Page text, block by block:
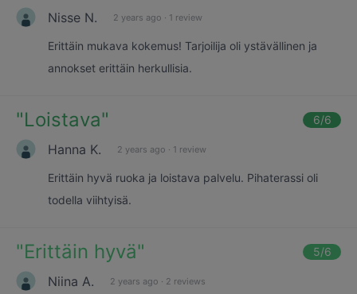
Nisse N. 2 years ago · 1 review
Erittäin mukava kokemus! Tarjoilija oli ystävällinen ja
annokset erittäin herkullisia.
"Loistava" 6/6
Hanna K. 2 years ago · 1 review
Erittäin hyvä ruoka ja loistava palvelu. Pihaterassi oli
todella viihtyisä.
"Erittäin hyvä" 5/6
Niina A. 2 years ago · 2 reviews